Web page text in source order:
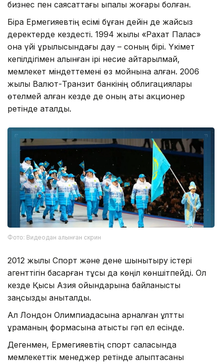
бизнес пен саясаттағы ықпалы жоғары болған.
Бірақ Ермегияевтің есімі бұған дейін де жайсыз
деректерде кездесті. 1994 жылы «Рахат Палас»
қонақ үйі құрылысындағы дау – соның бірі. Үкімет
кепілдігімен алынған ірі несие қайтарылмай,
мемлекет міндеттемені өз мойнына алған. 2006
жылы Валют-Транзит банкінің облигациялары
өтелмей қалған кезде де оның аты акционер
ретінде аталды.
Фото: Видеодан алынған скрин
2012 жылы Спорт және дене шынықтыру істері
агенттігін басқарған тұсы да көңіл көншітпейді. Ол
кезде Қысқы Азия ойындарына байланысты
заңсыздық анықталды.
Ал Лондон Олимпиадасына арналған ұлттық
құраманың формасына қатысты гәп ел есінде.
Дегенмен, Ермегияевтің спорт саласында
мемлекеттік менеджер ретінде қалыптасқаны